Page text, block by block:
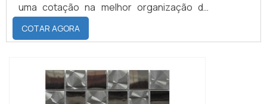
uma cotação na melhor organização do
ramo e descobrindo a maior referência de
qualidade da área de atuação.Quando o
poderá encontrar excelente custo-
benefício com cores sólidas e duráveis,
COTAR AGORA